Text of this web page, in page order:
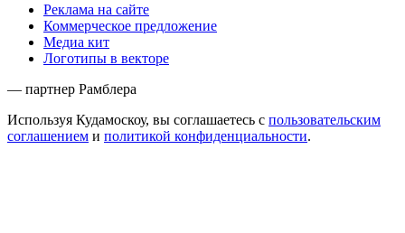
Реклама на сайте
Коммерческое предложение
Медиа кит
Логотипы в векторе
— партнер Рамблера
Используя Кудамоскоу, вы соглашаетесь с пользовательским
соглашением и политикой конфиденциальности.